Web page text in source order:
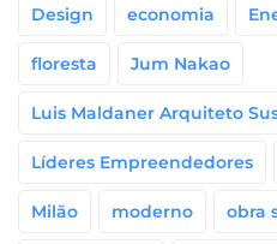
Design economia
floresta Jum Nakao
Luis Maldaner Arquiteto
Líderes Empreendedores
Milão moderno obra